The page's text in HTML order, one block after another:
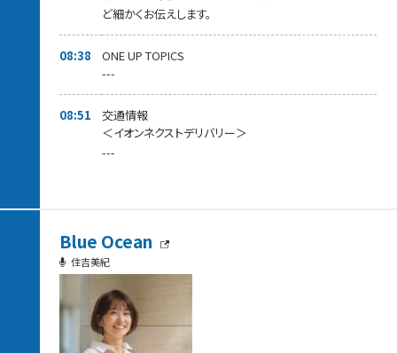
ど細かくお伝えします。
08:38
ONE UP TOPICS
---
08:51
交通情報
＜イオンネクストデリバリー＞
---
Blue Ocean
住吉美紀